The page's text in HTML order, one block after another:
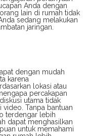
Anda dengan
lain di rumah tidak
sedang melakukan
jaringan.
dengan mudah
karena
lokasi atau
percakapan
utama tidak
Tanpa bantuan
terdengar lebih
dapat menghasilkan
untuk memahami